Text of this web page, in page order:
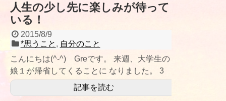
人生の少し先に楽しみが待って
いる！
2015/8/9
*思うこと , 自分のこと
こんにちは(^-^) Greです。 来週、大学生の
娘１が帰省してくることに なりました。 3
月以来なので5カ月ぶり
記事を読む